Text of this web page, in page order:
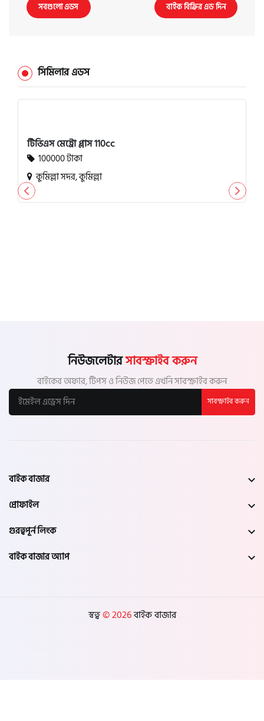
সবগুলো এডস বাইক বিক্রির এড দিন
সিমিলার এডস
টিভিএস মেট্রো প্লাস 110cc
100000 টাকা
কুমিল্লা সদর, কুমিল্লা
নিউজলেটারসাবস্ক্রাইব করুন
বাইকের অফার, টিপস ও নিউজ পেতে এখনি সাবস্ক্রাইব করুন
সাবস্ক্রাইব করুন
বাইক বাজার
প্রোফাইল
গুরত্বপূর্ন লিংক
বাইক বাজার অ্যাপ
স্বত্ব© 2026বাইক বাজার